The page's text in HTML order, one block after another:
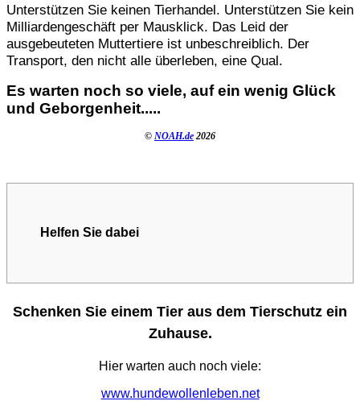
Unterstützen Sie keinen Tierhandel. Unterstützen Sie kein
Milliardengeschäft per Mausklick. Das Leid der
ausgebeuteten Muttertiere ist unbeschreiblich. Der
Transport, den nicht alle überleben, eine Qual.
Es warten noch so viele, auf ein wenig Glück
und Geborgenheit.....
© NOAH.de 2026
Helfen Sie dabei
Schenken Sie einem Tier aus dem Tierschutz ein
Zuhause.
Hier warten auch noch viele:
www.hundewollenleben.net